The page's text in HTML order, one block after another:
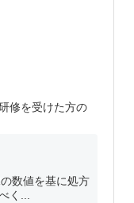
修を受けた方の
数値を基に処方
く...